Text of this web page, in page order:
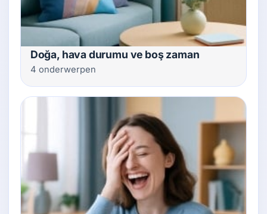
Doğa, hava durumu ve boş zaman
4 onderwerpen